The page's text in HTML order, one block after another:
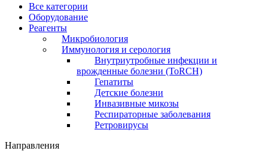
Все категории
Оборудование
Реагенты
Микробиология
Иммунология и серология
Внутриутробные инфекции и
врожденные болезни (ToRCH)
Гепатиты
Детские болезни
Инвазивные микозы
Респираторные заболевания
Ретровирусы
Направления